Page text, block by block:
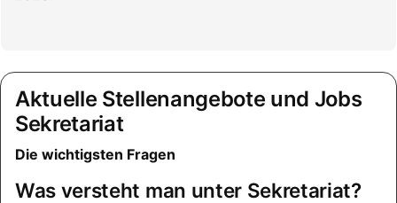
Aktuelle Stellenangebote und Jobs
Sekretariat
Die wichtigsten Fragen
Was versteht man unter Sekretariat?